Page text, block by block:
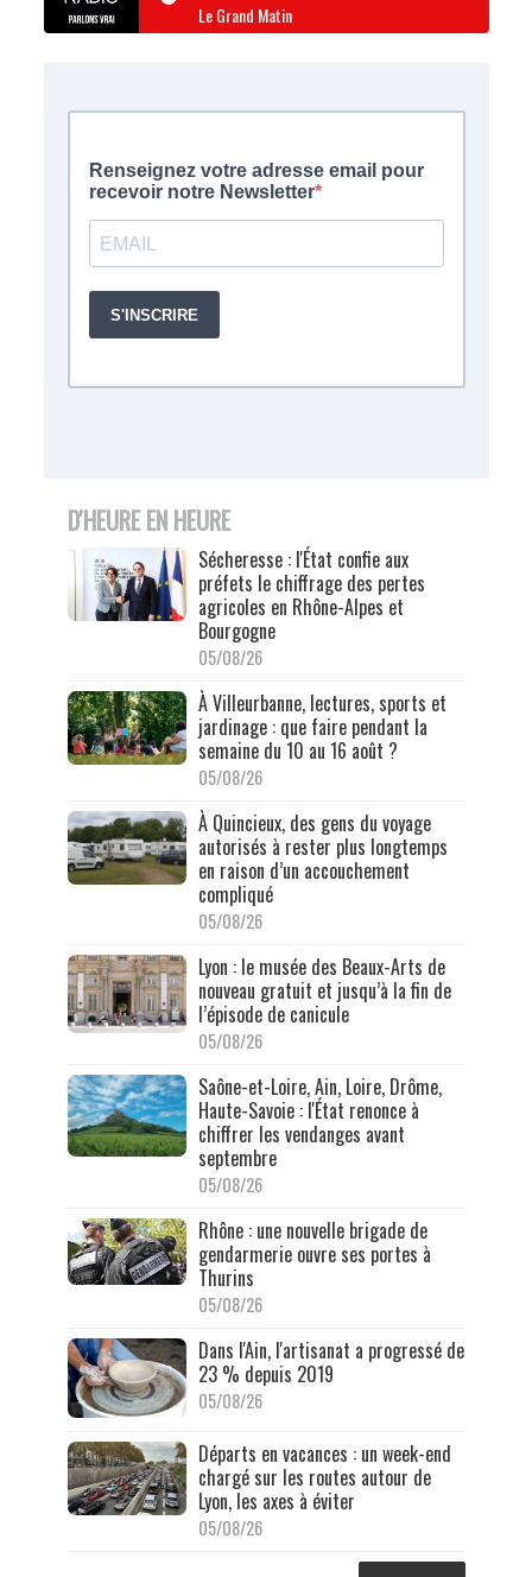
Le Grand Matin
D'HEURE EN HEURE
Sécheresse : l'État confie aux
préfets le chiffrage des pertes
agricoles en Rhône-Alpes et
Bourgogne
05/08/26
À Villeurbanne, lectures, sports et
jardinage : que faire pendant la
semaine du 10 au 16 août ?
05/08/26
À Quincieux, des gens du voyage
autorisés à rester plus longtemps
en raison d’un accouchement
compliqué
05/08/26
Lyon : le musée des Beaux-Arts de
nouveau gratuit et jusqu’à la fin de
l’épisode de canicule
05/08/26
Saône-et-Loire, Ain, Loire, Drôme,
Haute-Savoie : l'État renonce à
chiffrer les vendanges avant
septembre
05/08/26
Rhône : une nouvelle brigade de
gendarmerie ouvre ses portes à
Thurins
05/08/26
Dans l'Ain, l'artisanat a progressé de
23 % depuis 2019
05/08/26
Départs en vacances : un week-end
chargé sur les routes autour de
Lyon, les axes à éviter
05/08/26